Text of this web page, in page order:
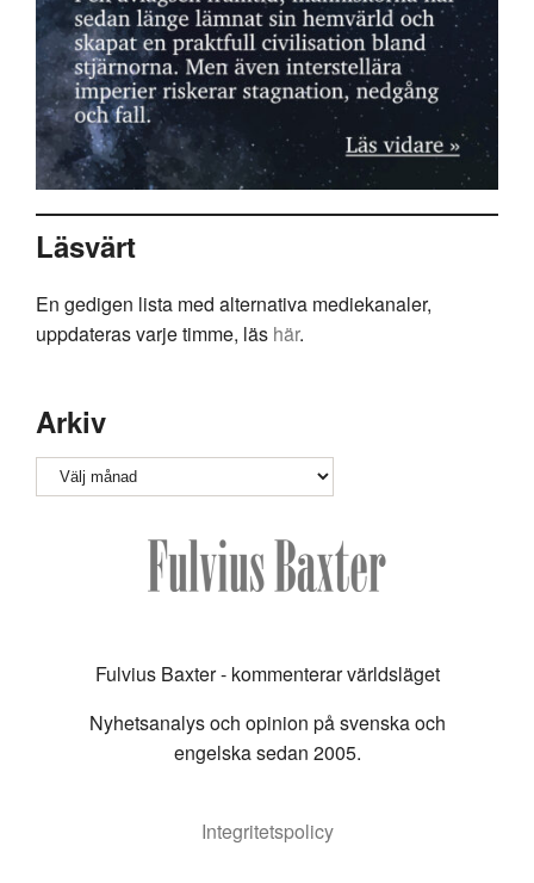
Läsvärt
En gedigen lista med alternativa mediekanaler,
uppdateras varje timme, läs här.
Arkiv
Arkiv
Fulvius Baxter - kommenterar världsläget
Nyhetsanalys och opinion på svenska och
engelska sedan 2005.
Integritetspolicy